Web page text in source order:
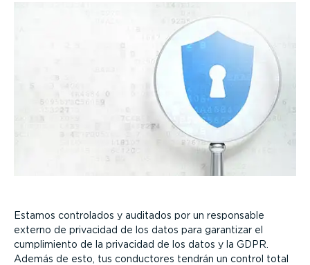
Estamos controlados y auditados por un responsable
externo de privacidad de los datos para garantizar el
cumpli­miento de la privacidad de los datos y la GDPR.
Además de esto, tus conductores tendrán un control total